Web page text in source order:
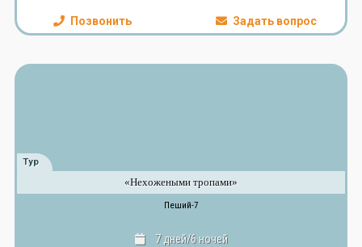
Позвонить Задать вопрос
Тур
«Нехожеными тропами»
Пеший-7
7 дней/6 ночей